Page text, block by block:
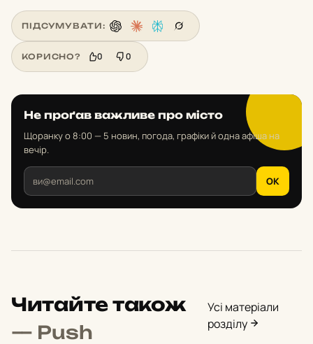
ПІДСУМУВАТИ:
КОРИСНО? 0 0
Не проґав важливе про місто
Щоранку о 8:00 — 5 новин, погода, графіки й одна афіша на
вечір.
OK
Читайте також
— Push
Усі матеріали
розділу